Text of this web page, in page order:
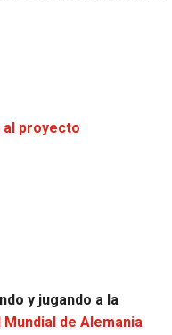
al proyecto
y jugando a la
de Alemania